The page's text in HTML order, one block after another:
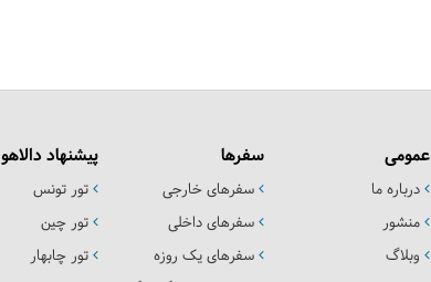
عمومی
درباره ما
منشور
وبلاگ
سفرها
سفرهای خارجی
سفرهای داخلی
سفرهای یک روزه
پیشنهاد دالاهو
تور تونس
تور چین
تور چابهار